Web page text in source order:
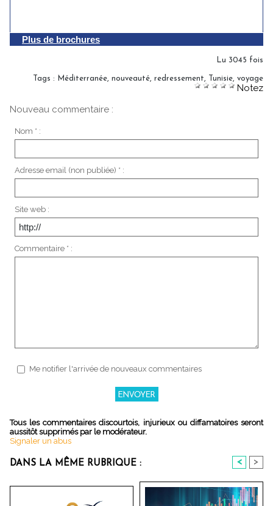
Plus de brochures
Lu 3045 fois
Tags : Méditerranée, nouveauté, redressement, Tunisie, voyage
Notez
Nouveau commentaire :
Nom * :
Adresse email (non publiée) * :
Site web :
Commentaire * :
Me notifier l'arrivée de nouveaux commentaires
Tous les commentaires discourtois, injurieux ou diffamatoires seront
aussitôt supprimés par le modérateur.
Signaler un abus
DANS LA MÊME RUBRIQUE : < >